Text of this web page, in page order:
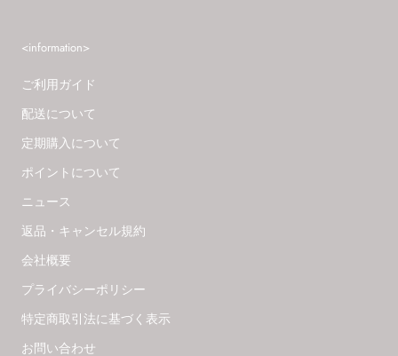
<information>
ご利用ガイド
配送について
定期購入について
ポイントについて
ニュース
返品・キャンセル規約
会社概要
プライバシーポリシー
特定商取引法に基づく表示
お問い合わせ